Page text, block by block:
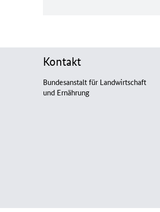
Kontakt
Bundesanstalt für Landwirtschaft
und Ernährung